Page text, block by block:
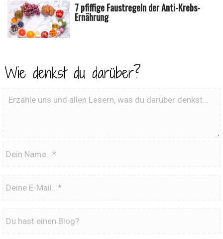
7 pfiffige Faustregeln der Anti-Krebs-
Ernährung
Wie denkst du darüber?